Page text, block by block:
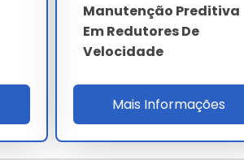
Manutenção Preditiva
Em Redutores De
Velocidade
Mais Informações